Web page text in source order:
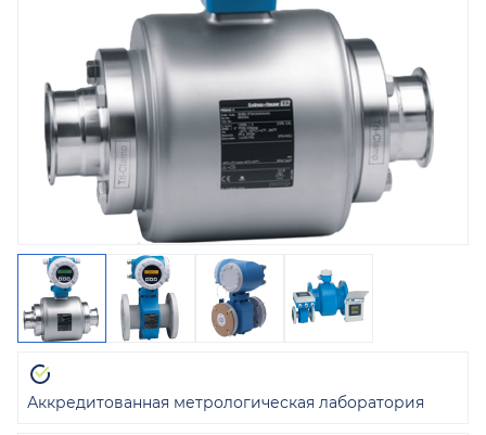
Аккредитованная метрологическая лаборатория